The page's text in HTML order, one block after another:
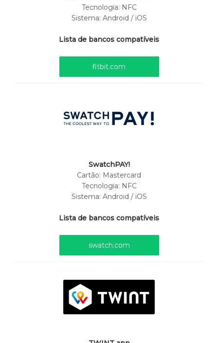
Tecnologia: NFC
Sistema: Android / iOS
Lista de bancos compatíveis
fitbit.com
SwatchPAY!
Cartão: Mastercard
Tecnologia: NFC
Sistema: Android / iOS
Lista de bancos compatíveis
swatch.com